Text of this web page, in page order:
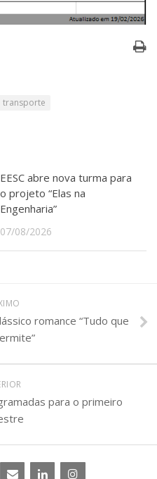
transporte
EESC abre nova turma para
o projeto “Elas na
Engenharia”
07/08/2026
romance “Tudo que
para o primeiro